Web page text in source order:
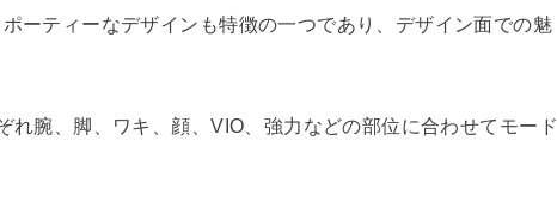
ーティーなデザインも特徴の一つであり、デザイン面での魅
れ腕、脚、ワキ、顔、VIO、強力などの部位に合わせてモード